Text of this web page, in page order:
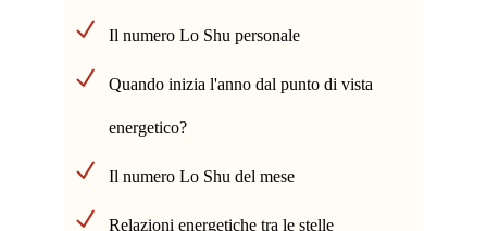
Il numero Lo Shu personale
Quando inizia l'anno dal punto di vista
energetico?
Il numero Lo Shu del mese
Relazioni energetiche tra le stelle